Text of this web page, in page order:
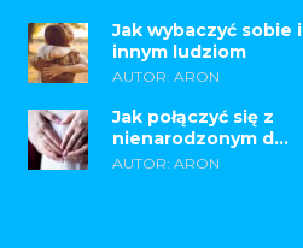
Jak wybaczyć sobie i
innym ludziom
AUTOR: ARON
Jak połączyć się z
nienarodzonym d...
AUTOR: ARON